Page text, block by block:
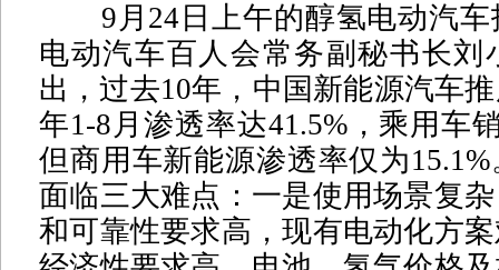
9月24日上午的醇氢电动汽车
电动汽车百人会常务副秘书长刘
出，过去10年，中国新能源汽车
年1-8月渗透率达41.5%，乘用车
但商用车新能源渗透率仅为
面临三大难点：一是使用场景复
和可靠性要求高，现有电动化方